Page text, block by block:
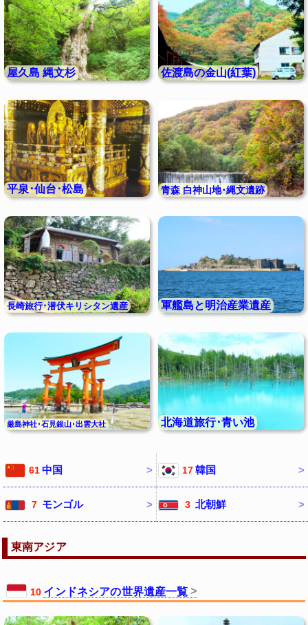
屋久島 縄文杉 佐渡島の金山(紅葉)
平泉･仙台･松島 青森 白神山地･縄文遺跡
長崎旅行･潜伏キリシタン遺産 軍艦島と明治産業遺産
厳島神社･石見銀山･出雲大社 北海道旅行･青い池
61 中国 17 韓国
7 モンゴル 3 北朝鮮
東南アジア
10 インドネシアの世界遺産一覧